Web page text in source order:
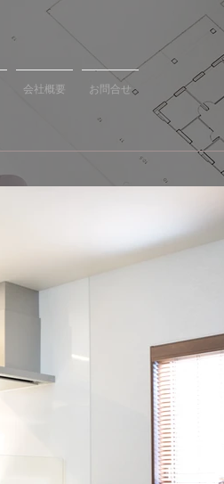
会社概要 お問合せ